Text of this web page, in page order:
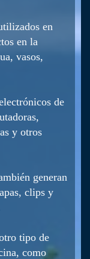
en
en la
vasos,
de
y otros
generan
clips y
tipo de
como